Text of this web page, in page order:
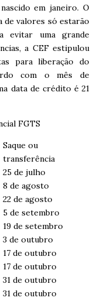
em janeiro. O
de valores só estarão
evitar uma grande
a CEF estipulou
para liberação do
com o mês de
data de crédito é 21
FGTS
Saque ou
transferência
25 de julho
8 de agosto
22 de agosto
5 de setembro
19 de setembro
3 de outubro
17 de outubro
17 de outubro
31 de outubro
31 de outubro